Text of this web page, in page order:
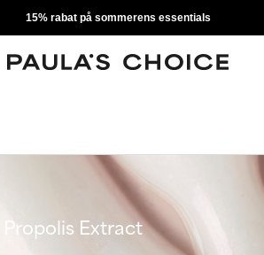
15% rabat på sommerens essentials
Propolis Extract